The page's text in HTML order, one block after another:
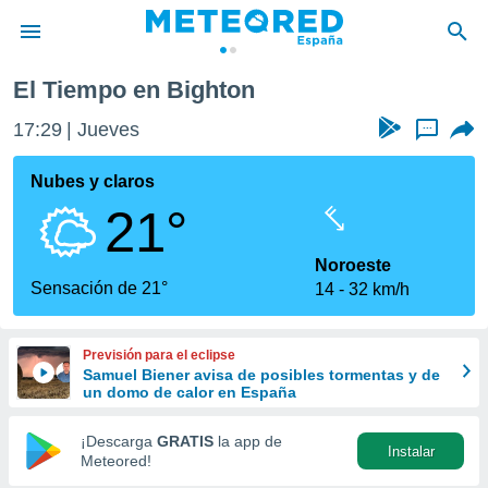
de
por
que se
calidad.
a este
las
y
forma
digital
basada
El Tiempo en Bighton
17:29 Jueves ...
Nubes y claros
21°
Sensación de 21°
Noroeste
14
32 km/h
Previsión para el eclipse
Samuel Biener avisa de posibles tormentas y de
un domo de calor en España
¡Descarga GRATIS la app de
Meteored!
Instalar